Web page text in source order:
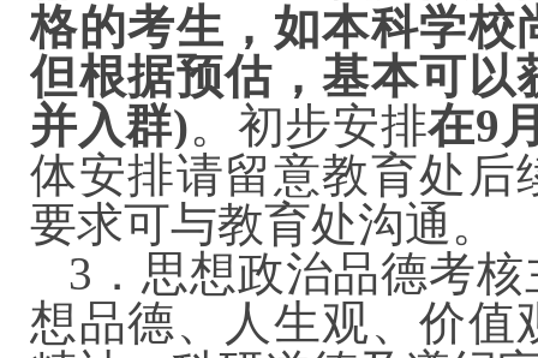
格的考生，如本科学校
但根据预估，基本可以
并入群)。初步安排在9
体安排请留意教育处后
要求可与教育处沟通。
3．思想政治品德考
想品德、人生观、价值